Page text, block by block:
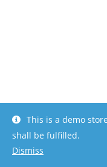
This is a demo
shall be fulfilled.
Dismiss